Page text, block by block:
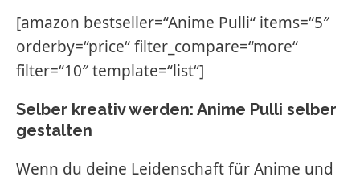
[amazon bestseller=“Anime Pulli“ items=“5″
orderby=“price“ filter_compare=“more“
filter=“10″ template=“list“]
Selber kreativ werden: Anime Pulli selber
gestalten
Wenn du deine Leidenschaft für Anime und